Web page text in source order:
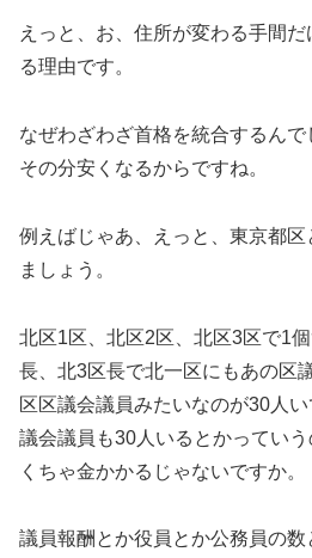
えっと、お、住所が変わる手間
る理由です。
なぜわざわざ首格を統合するん
その分安くなるからですね。
例えばじゃあ、えっと、東京都
ましょう。
北区1区、北区2区、北区3区で1
長、北3区長で北一区にもあの区
区区議会議員みたいなのが30人
議会議員も30人いるとかってい
くちゃ金かかるじゃないですか。
議員報酬とか役員とか公務員の